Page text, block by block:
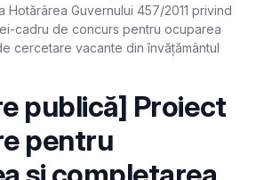
Hotărârea Guvernului 457/2011 privind
cadru de concurs pentru ocuparea
cercetare vacante din învăţământul
publică] Proiect
pentru